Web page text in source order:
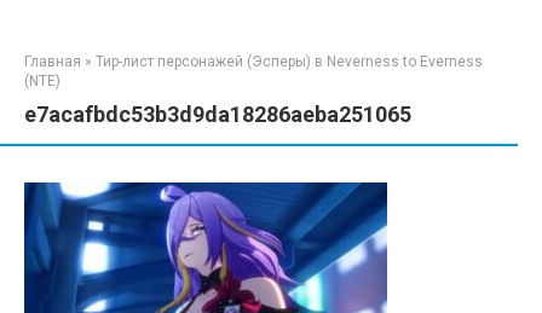
Главная » Тир-лист персонажей (Эсперы) в Neverness to Everness
(NTE)
e7acafbdc53b3d9da18286aeba251065